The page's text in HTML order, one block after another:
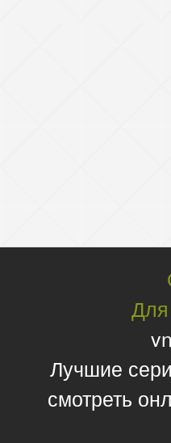
Лучшие
смотреть